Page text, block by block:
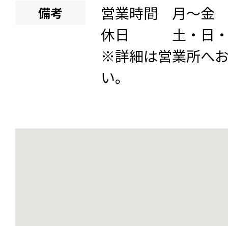
備考
営業時間 月～金
休日 土・日・
※詳細は営業所へ
い。